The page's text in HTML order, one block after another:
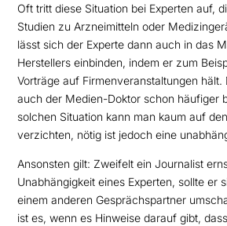
Oft tritt diese Situation bei Experten auf,
Studien zu Arzneimitteln oder
lässt sich der Experte dann auch in das
Herstellers einbinden, indem er zum
Vorträge auf Firmenveranstaltungen hält.
auch der Medien-Doktor schon häufiger
solchen Situation kann man kaum auf
verzichten, nötig ist jedoch eine
Ansonsten gilt: Zweifelt ein Journalist
Unabhängigkeit eines Experten, sollte er
einem anderen Gesprächspartner
ist es, wenn es Hinweise darauf gibt,